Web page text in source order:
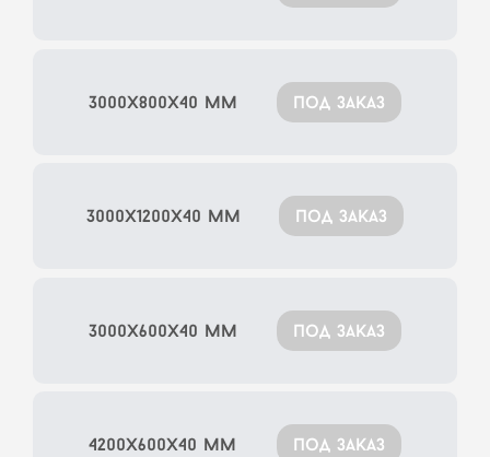
3000x800x40 мм под заказ
3000x1200x40 мм под заказ
3000x600x40 мм под заказ
4200x600x40 мм под заказ